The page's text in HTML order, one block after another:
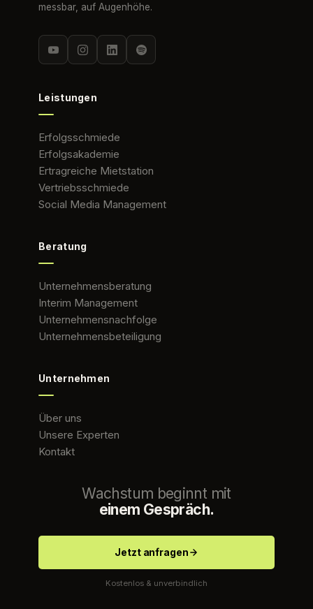
messbar, auf Augenhöhe.
Leistungen
Erfolgsschmiede
Erfolgsakademie
Ertragreiche Mietstation
Vertriebsschmiede
Social Media Management
Beratung
Unternehmensberatung
Interim Management
Unternehmensnachfolge
Unternehmensbeteiligung
Unternehmen
Über uns
Unsere Experten
Kontakt
Wachstum beginnt mit
einem Gespräch.
Jetzt anfragen
Kostenlos & unverbindlich